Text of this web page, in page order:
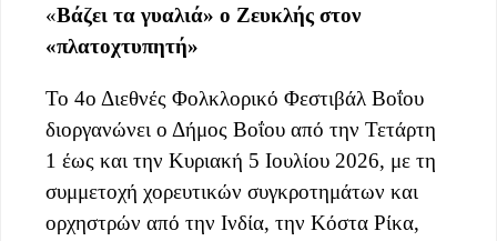
«Βάζει τα γυαλιά» ο Ζευκλής στον
«πλατοχτυπητή»
Το 4ο Διεθνές Φολκλορικό Φεστιβάλ Βοΐου
διοργανώνει ο Δήμος Βοΐου από την Τετάρτη
1 έως και την Κυριακή 5 Ιουλίου 2026, με τη
συμμετοχή χορευτικών συγκροτημάτων και
ορχηστρών από την Ινδία, την Κόστα Ρίκα,